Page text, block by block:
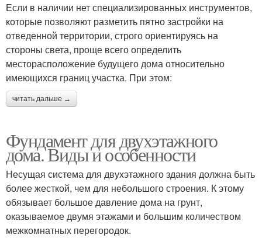
Если в наличии нет специализированных инструментов,
которые позволяют разметить пятно застройки на
отведенной территории, строго ориентируясь на
стороны света, проще всего определить
месторасположение будущего дома относительно
имеющихся границ участка. При этом:
читать дальше →
Фундамент для двухэтажного
дома. Виды и особенности
Несущая система для двухэтажного здания должна быть
более жесткой, чем для небольшого строения. К этому
обязывает большое давление дома на грунт,
оказываемое двумя этажами и большим количеством
межкомнатных перегородок.